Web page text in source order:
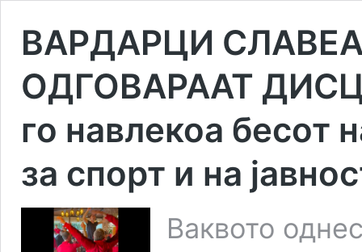
ВАРДАРЦИ
ОДГОВАРААТ
го навлекоа
за спорт и на
Ваквото